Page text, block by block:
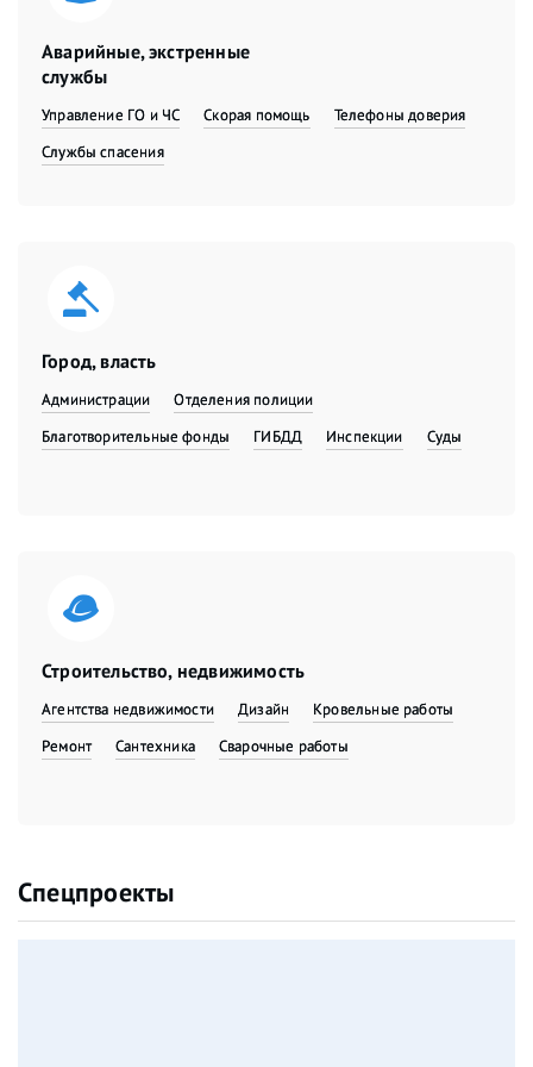
Аварийные, экстренные
службы
Управление ГО и ЧС Скорая помощь
Телефоны доверия
Службы спасения
Город, власть
Администрации
Отделения полиции
Благотворительные фонды
ГИБДД Инспекции Суды
Строительство, недвижимость
Агентства недвижимости Дизайн
Кровельные работы
Ремонт
Сантехника Сварочные работы
Спецпроекты